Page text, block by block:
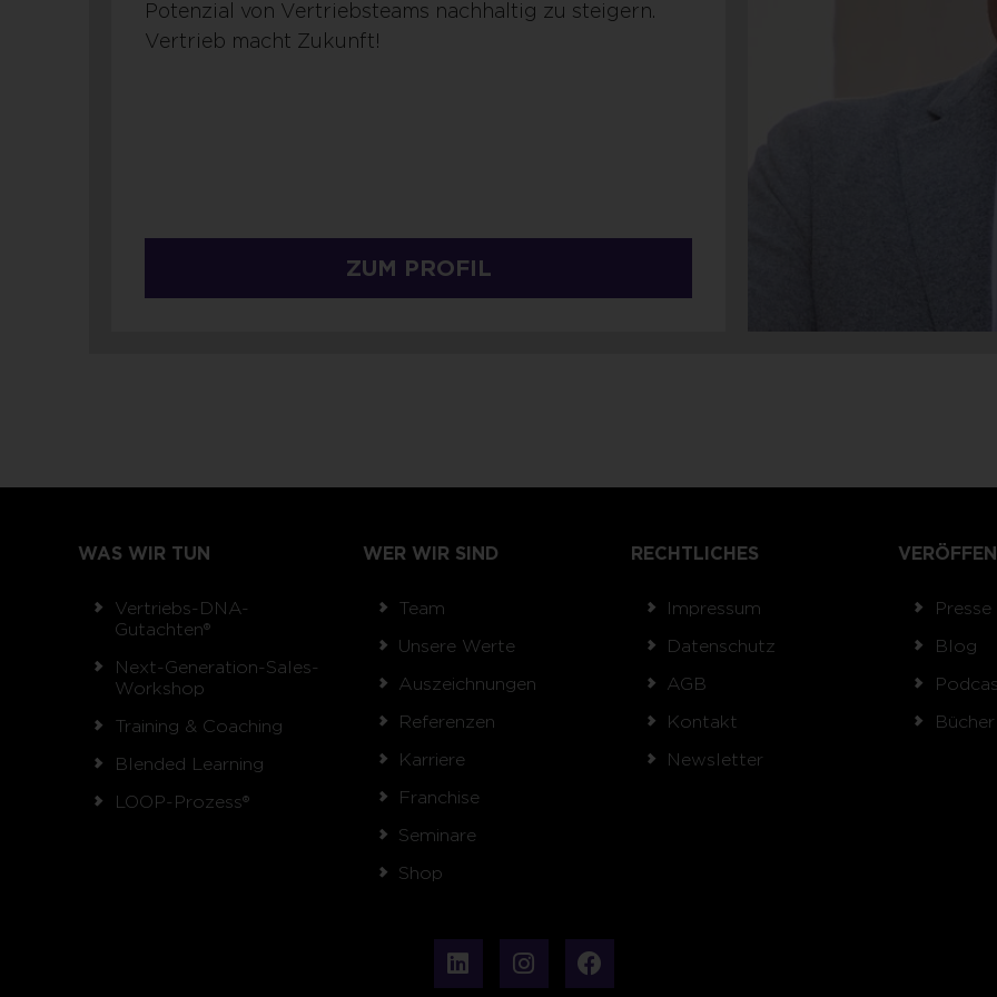
Potenzial von Vertriebsteams nachhaltig zu steigern.
Vertrieb macht Zukunft!
ZUM PROFIL
WAS WIR TUN
Vertriebs-DNA-
Gutachten®
Next-Generation-Sales-
Workshop
Training & Coaching
Blended Learning
LOOP-Prozess®
WER WIR SIND
Team
Unsere Werte
Auszeichnungen
Referenzen
Karriere
Franchise
Seminare
Shop
RECHTLICHES
Impressum
Datenschutz
AGB
Kontakt
Newsletter
Presse
Blog
Bücher